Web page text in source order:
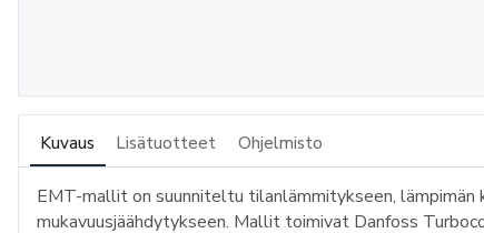
Kuvaus Lisätuotteet Ohjelmisto
EMT-mallit on suunniteltu tilanlämmitykseen,
mukavuusjäähdytykseen. Mallit toimivat Danfoss